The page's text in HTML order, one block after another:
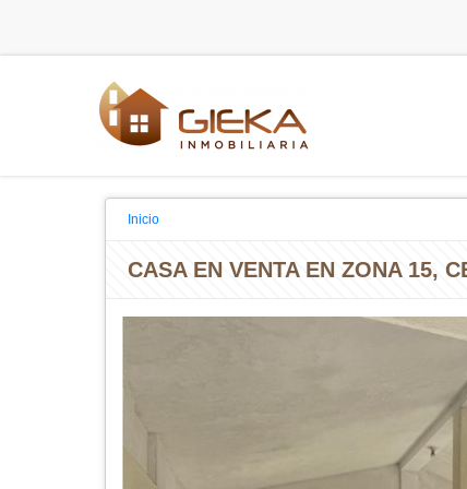
Inicio
CASA EN VENTA EN ZONA 15,